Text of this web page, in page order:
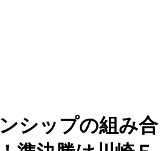
シップの組み合